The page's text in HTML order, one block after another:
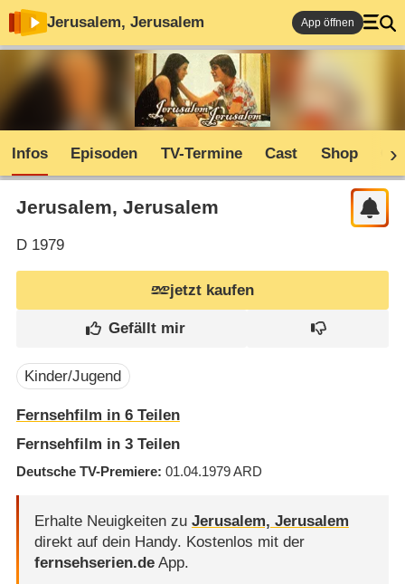
Jerusalem, Jerusalem App öffnen
Infos Episoden TV-Termine Cast Shop
Jerusalem, Jerusalem
D1979
jetzt kaufen
Kinder/Jugend
Fernsehfilm in 6 Teilen
Fernsehfilm in 3 Teilen
Deutsche TV-Premiere 01.04.1979ARD
Erhalte Neuigkeiten zu Jerusalem, Jerusalem
direkt auf dein Handy. Kostenlos mit der
fernsehserien.deApp.